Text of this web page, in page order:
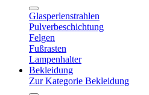
Glasperlenstrahlen
Pulverbeschichtung
Felgen
Fußrasten
Lampenhalter
Bekleidung
Zur Kategorie Bekleidung